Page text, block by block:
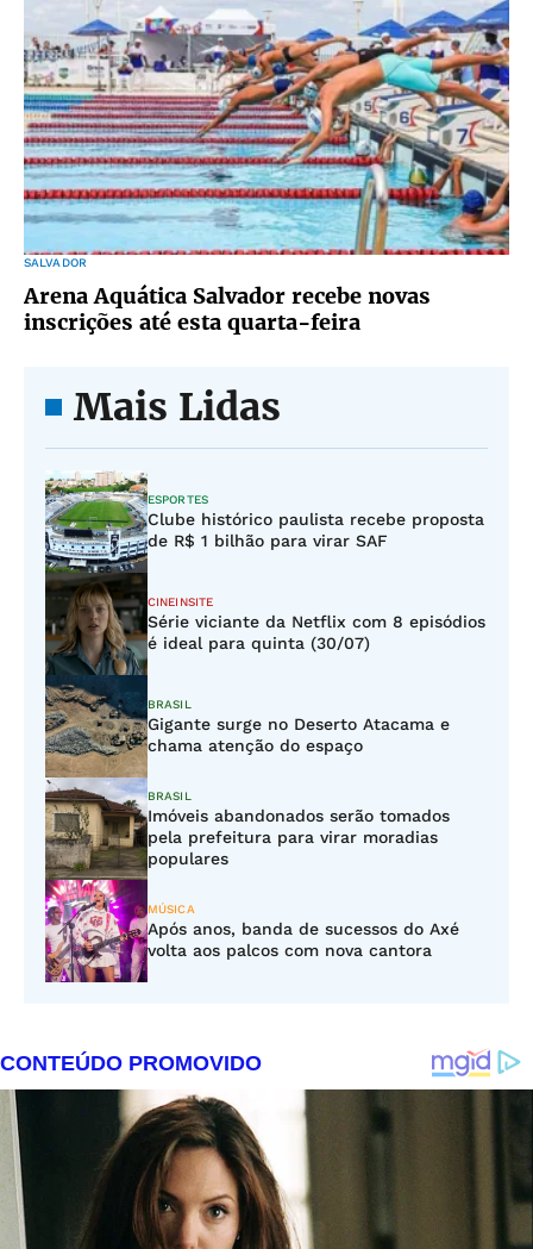
SALVADOR
Arena Aquática Salvador recebe novas
inscrições até esta quarta-feira
Mais Lidas
ESPORTES
Clube histórico paulista recebe proposta
de R$ 1 bilhão para virar SAF
CINEINSITE
Série viciante da Netflix com 8 episódios
é ideal para quinta (30/07)
BRASIL
Gigante surge no Deserto Atacama e
chama atenção do espaço
BRASIL
Imóveis abandonados serão tomados
pela prefeitura para virar moradias
populares
MÚSICA
Após anos, banda de sucessos do Axé
volta aos palcos com nova cantora